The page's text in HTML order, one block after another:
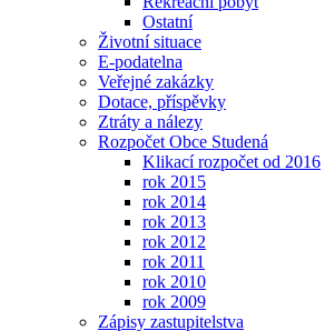
Ostatní
Životní situace
E-podatelna
Veřejné zakázky
Dotace, příspěvky
Ztráty a nálezy
Rozpočet Obce Studená
Klikací rozpočet od 2016
rok 2015
rok 2014
rok 2013
rok 2012
rok 2011
rok 2010
rok 2009
Zápisy zastupitelstva